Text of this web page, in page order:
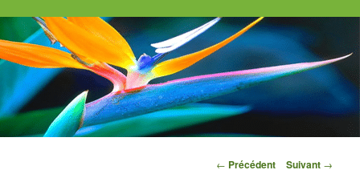
Navigation des articles
← Précédent Suivant →